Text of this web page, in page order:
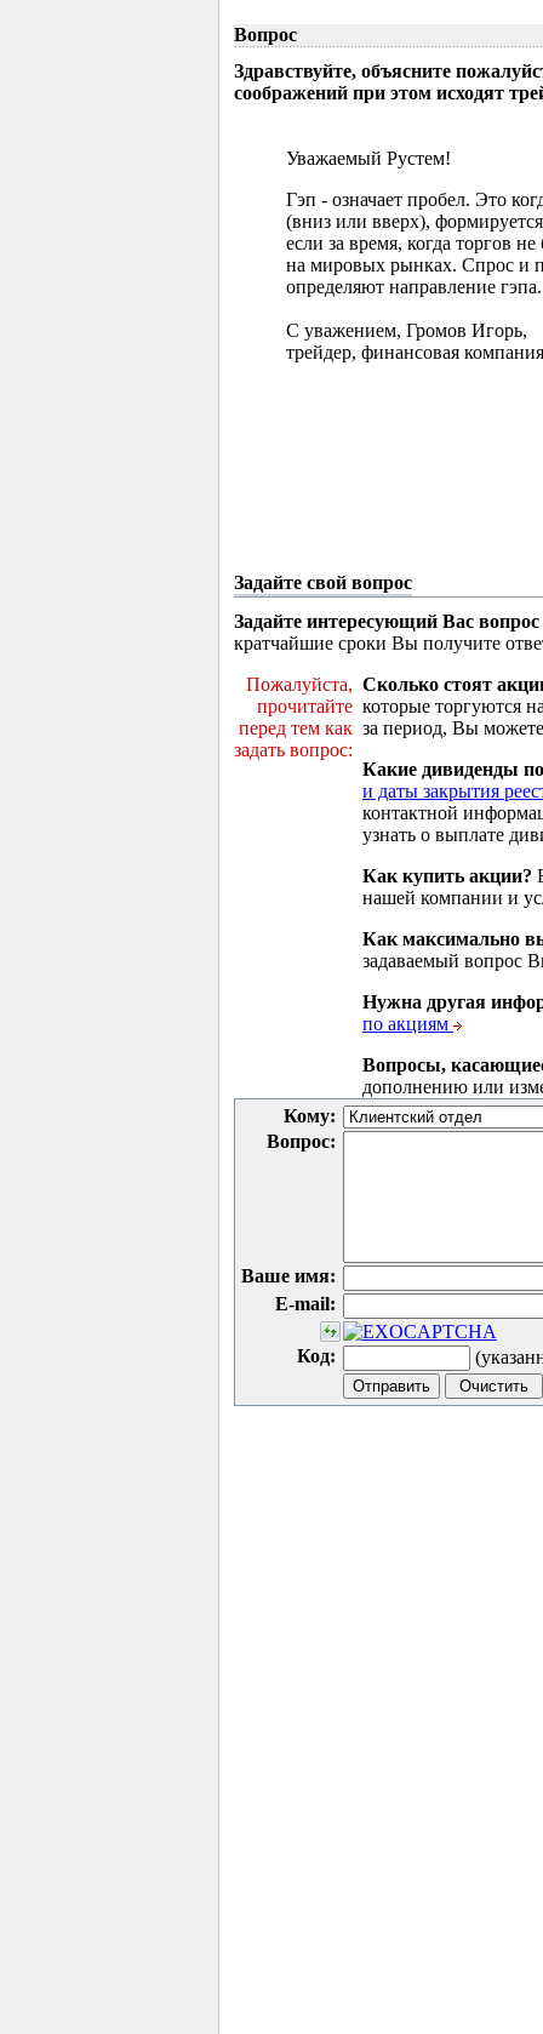
Вопрос
Здравствуйте, объясните
соображений при этом исходят
Уважаемый Рустем!
Гэп - означает пробел. Это
(вниз или вверх),
если за время, когда торгов
на мировых рынках. Спрос и
определяют направление гэпа.
С уважением, Громов Игорь,
трейдер, финансовая
Задайте свой вопрос
Задайте интересующий Вас вопрос
кратчайшие сроки Вы получите
Пожалуйста,
прочитайте
перед тем как
задать вопрос:
Сколько стоят
которые торгуются
за период, Вы
Какие дивиденды
и даты закрытия
контактной
узнать о выплате
Как купить акции?
нашей компании и
Как максимально
задаваемый вопрос
Нужна другая
по акциям
Вопросы,
дополнению или
Кому:
Вопрос:
Ваше имя:
E-mail:
Код: